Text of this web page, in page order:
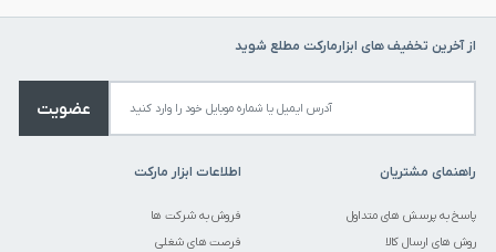
از آخرین تخفیف های ابزارمارکت مطلع شوید
عضویت
راهنمای مشتریان
پاسخ به پرسش های متداول
روش های ارسال کالا
اطلاعات ابزار مارکت
فروش به شرکت ها
فرصت های شغلی